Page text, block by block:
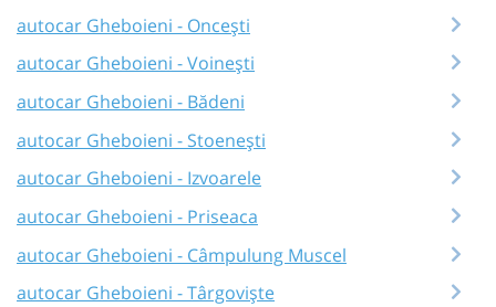
autocar Gheboieni - Oncești
autocar Gheboieni - Voinești
autocar Gheboieni - Bădeni
autocar Gheboieni - Stoenești
autocar Gheboieni - Izvoarele
autocar Gheboieni - Priseaca
autocar Gheboieni - Câmpulung Muscel
autocar Gheboieni - Târgoviște